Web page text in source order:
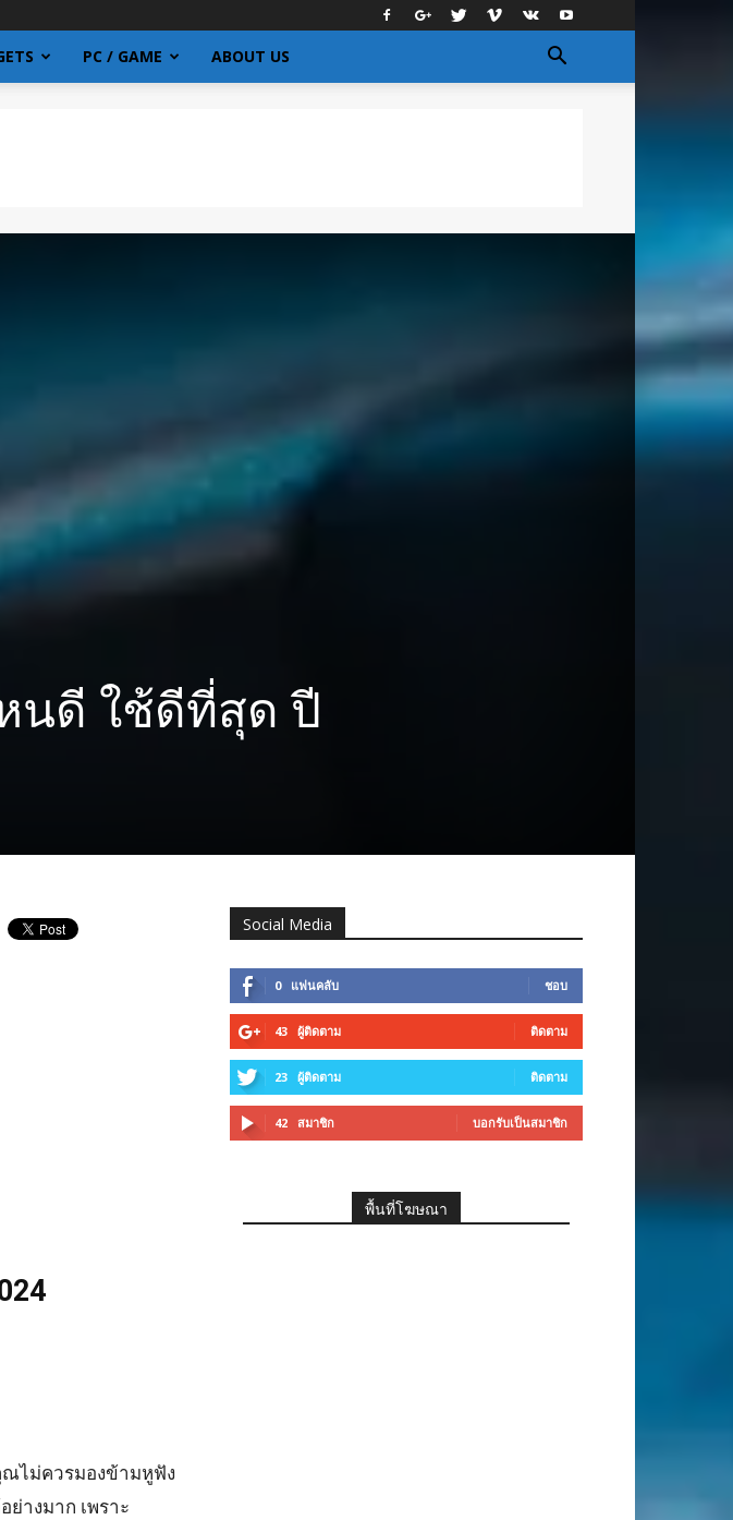
PC / GAME ABOUT US
นดี ใช้ดีที่สุด ปี
ณไม่ควรมองข้ามหูฟัง
ย่างมาก เพราะ
Social Media
0 แฟนคลับ ชอบ
43 ผู้ติดตาม ติดตาม
23 ผู้ติดตาม ติดตาม
42 สมาชิก บอกรับเป็นสมาชิก
พื้นที่โฆษณา